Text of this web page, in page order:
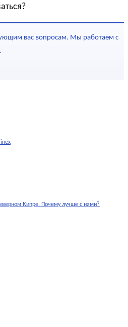
вас вопросам. Мы работаем с
Кипре. Почему лучше с нами?